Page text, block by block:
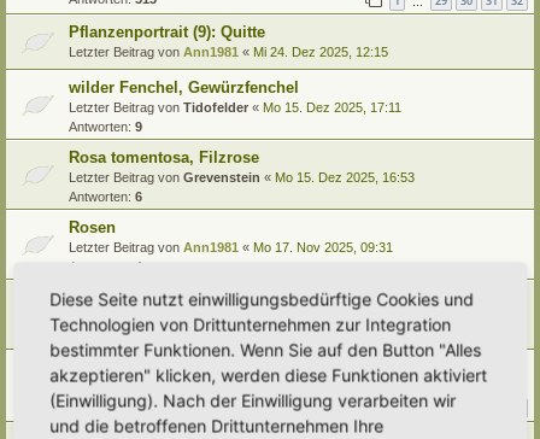
Pflanzenportrait (9): Quitte
Letzter Beitrag von Ann1981 « Mi 24. Dez 2025, 12:15
wilder Fenchel, Gewürzfenchel
Letzter Beitrag von Tidofelder « Mo 15. Dez 2025, 17:11
Antworten: 9
Rosa tomentosa, Filzrose
Letzter Beitrag von Grevenstein « Mo 15. Dez 2025, 16:53
Antworten: 6
Rosen
Letzter Beitrag von Ann1981 « Mo 17. Nov 2025, 09:31
Antworten:
4
Wiesenwachtelweizen- die unbekannte hübsche
Letzter Beitrag von Ann1981 «
Di 12. Aug 2025, 10:43
Antworten:2
Ackerglockenblume - toll oder 'Unkraut'??
Letzter Beitrag vonAlma «Fr 8. Aug 2025, 14:30
Antworten:22
Diese Seite nutzt einwilligungsbedürftige Cookies und
Technologien von Drittunternehmen zur Integration
bestimmter Funktionen. Wenn Sie auf den Button "Alles
akzeptieren" klicken, werden diese Funktionen aktiviert
(Einwilligung). Nach der Einwilligung verarbeiten wir
und die betroffenen Drittunternehmen Ihre